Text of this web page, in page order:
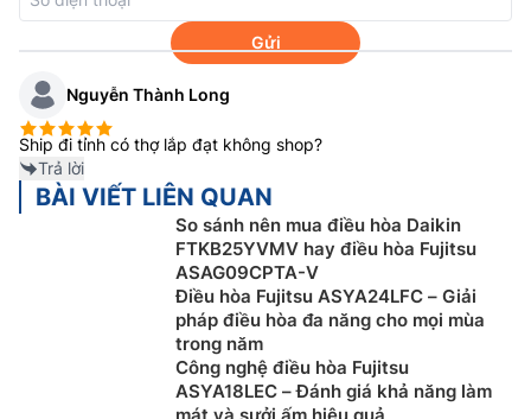
V/AOAG12CPTA-V được trang bị hệ thống làm sạch
không khí và lọc các hạt bụi bẩn có kích thước từ 0.3
~ 2.5μm. *PM2.5: là một thuật ngữ chung chỉ vật chất
hạt vi mô nhỏ hơn 2.5μm.
Gửi
Nguyễn Thành Long
Ship đi tỉnh có thợ lắp đạt không shop?
Trả lời
BÀI VIẾT LIÊN QUAN
So sánh nên mua điều hòa Daikin
FTKB25YVMV hay điều hòa Fujitsu
ASAG09CPTA-V
Điều hòa Fujitsu ASYA24LFC – Giải
pháp điều hòa đa năng cho mọi mùa
trong năm
Công nghệ điều hòa Fujitsu
ASYA18LEC – Đánh giá khả năng làm
mát và sưởi ấm hiệu quả